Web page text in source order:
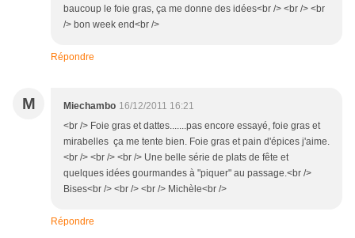
baucoup le foie gras, ça me donne des idées<br /> <br /> <br
/> bon week end<br />
Répondre
M Miechambo 16/12/2011 16:21
<br /> Foie gras et dattes.......pas encore essayé, foie gras et
mirabelles ça me tente bien. Foie gras et pain d'épices j'aime.
<br /> <br /> <br /> Une belle série de plats de fête et
quelques idées gourmandes à "piquer" au passage.<br />
Bises<br /> <br /> <br /> Michèle<br />
Répondre